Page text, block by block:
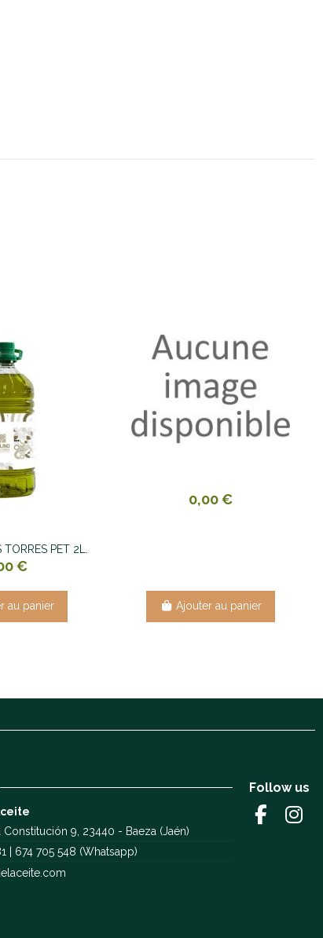
PET 2L.
€
au panier
0,00 €
Ajouter au panier
Constitución 9, 23440 - Baeza (Jaén)
| 674 705 548 (Whatsapp)
Follow us